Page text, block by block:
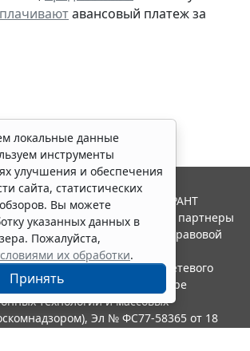
авансовый платеж за
локальные данные
инструменты
улучшения и обеспечения
сайта, статистических
Вы можете
указанных данных в
Пожалуйста,
их обработки.
Принять
СЕРВИС", 2026. Система ГАРАНТ
года. Компания "Гарант" и ее партнеры
Российской ассоциации правовой
в качестве сетевого
службой по надзору в сфере
технологий и массовых
Эл № ФС77-58365 от 18